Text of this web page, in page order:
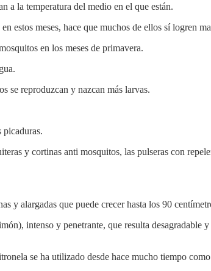
a la temperatura del medio en el que están.
estos meses, hace que muchos de ellos sí logren
en los meses de primavera.
se reproduzcan y nazcan más larvas.
picaduras.
y cortinas anti mosquitos, las pulseras con
y alargadas que puede crecer hasta los 90
intenso y penetrante, que resulta desagradable
se ha utilizado desde hace mucho tiempo